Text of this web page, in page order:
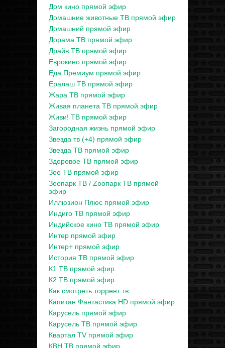
Дом кино прямой эфир
Домашние животные ТВ прямой эфир
Домашний прямой эфир
Дорама ТВ прямой эфир
Драйв ТВ прямой эфир
Еврокино прямой эфир
Еда Премиум прямой эфир
Ералаш ТВ прямой эфир
Жара ТВ прямой эфир
Живая планета ТВ прямой эфир
Живи! ТВ прямой эфир
Загородная жизнь прямой эфир
Звезда тв (+4) прямой эфир
Звезда ТВ прямой эфир
Здоровое ТВ прямой эфир
Зоо ТВ прямой эфир
Зоопарк ТВ / Zooпарк ТВ прямой
эфир
Иллюзион Плюс прямой эфир
Индиго ТВ прямой эфир
Индийское кино ТВ прямой эфир
Интер прямой эфир
Интер+ прямой эфир
История ТВ прямой эфир
К1 ТВ прямой эфир
К2 ТВ прямой эфир
Как смотреть торрент тв
Капитан Фантастика HD прямой эфир
Карусель прямой эфир
Карусель ТВ прямой эфир
Квартал TV прямой эфир
КВН ТВ прямой эфир